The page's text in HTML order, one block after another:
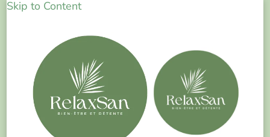
Skip to Content